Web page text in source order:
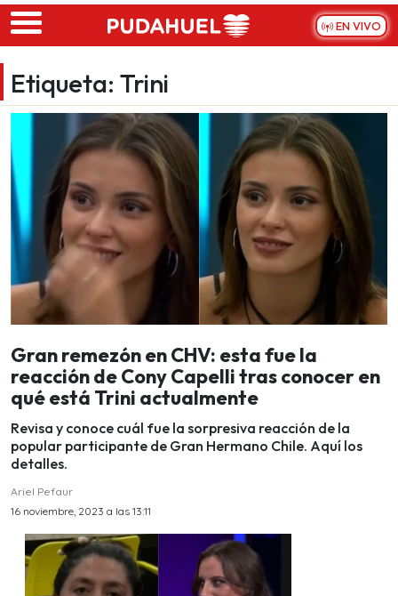
Skip to main content
EN VIVO
Etiqueta: Trini
Gran remezón en CHV: esta fue la
reacción de Cony Capelli tras conocer en
qué está Trini actualmente
Revisa y conoce cuál fue la sorpresiva reacción de la
popular participante de Gran Hermano Chile. Aquí los
detalles.
Ariel Pefaur
16 noviembre, 2023 a las 13:11